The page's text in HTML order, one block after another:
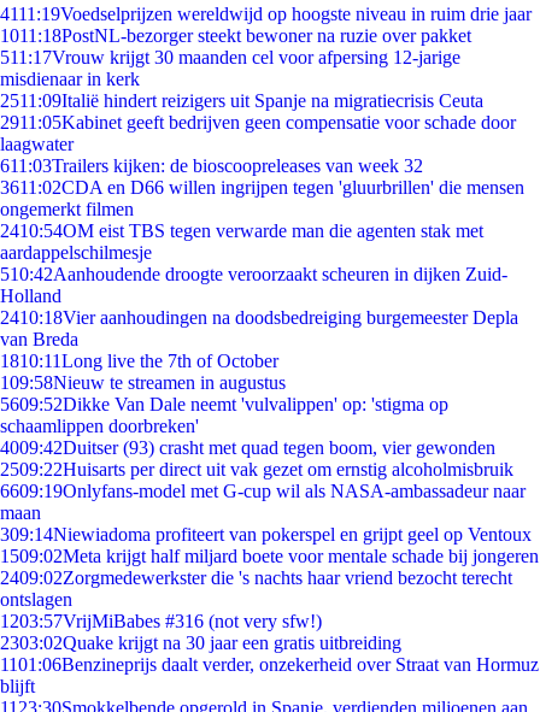
4111:19Voedselprijzen wereldwijd op hoogste niveau in ruim drie jaar
1011:18PostNL-bezorger steekt bewoner na ruzie over pakket
511:17Vrouw krijgt 30 maanden cel voor afpersing 12-jarige
misdienaar in kerk
2511:09Italië hindert reizigers uit Spanje na migratiecrisis Ceuta
2911:05Kabinet geeft bedrijven geen compensatie voor schade door
laagwater
611:03Trailers kijken: de bioscoopreleases van week 32
3611:02CDA en D66 willen ingrijpen tegen 'gluurbrillen' die mensen
ongemerkt filmen
2410:54OM eist TBS tegen verwarde man die agenten stak met
aardappelschilmesje
510:42Aanhoudende droogte veroorzaakt scheuren in dijken Zuid-
Holland
2410:18Vier aanhoudingen na doodsbedreiging burgemeester Depla
van Breda
1810:11Long live the 7th of October
109:58Nieuw te streamen in augustus
5609:52Dikke Van Dale neemt 'vulvalippen' op: 'stigma op
schaamlippen doorbreken'
4009:42Duitser (93) crasht met quad tegen boom, vier gewonden
2509:22Huisarts per direct uit vak gezet om ernstig alcoholmisbruik
6609:19Onlyfans-model met G-cup wil als NASA-ambassadeur naar
maan
309:14Niewiadoma profiteert van pokerspel en grijpt geel op Ventoux
1509:02Meta krijgt half miljard boete voor mentale schade bij jongeren
2409:02Zorgmedewerkster die 's nachts haar vriend bezocht terecht
ontslagen
1203:57VrijMiBabes #316 (not very sfw!)
2303:02Quake krijgt na 30 jaar een gratis uitbreiding
1101:06Benzineprijs daalt verder, onzekerheid over Straat van Hormuz
blijft
11 23:30Smokkelbende opgerold in Spanje, verdienden miljoenen aan